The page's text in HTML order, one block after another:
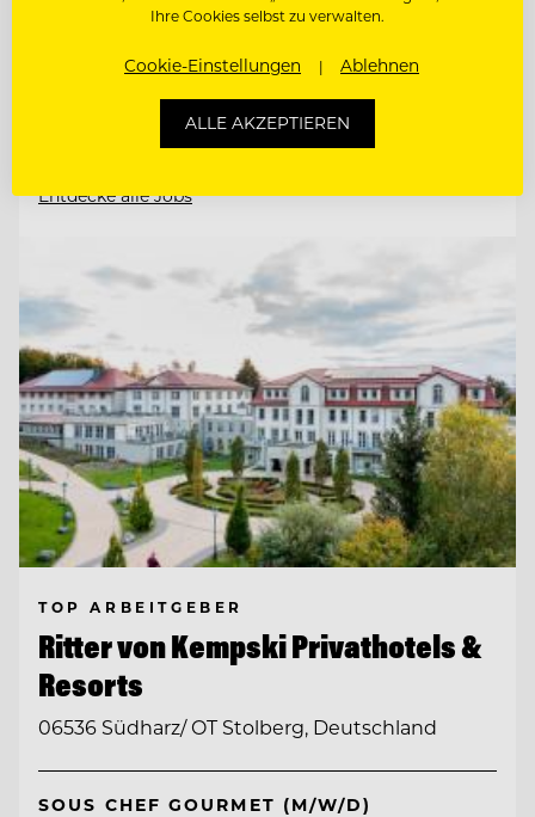
BARMITARBEITER
RANG/RESTAURANTFACHMANN/FRAU
Entdecke alle Jobs
TOP ARBEITGEBER
Ritter von Kempski Privathotels &
Resorts
06536 Südharz/ OT Stolberg, Deutschland
SOUS CHEF GOURMET (M/W/D)
Ihre Cookies selbst zu verwalten.
Cookie-Einstellungen Ablehnen
ALLE AKZEPTIEREN